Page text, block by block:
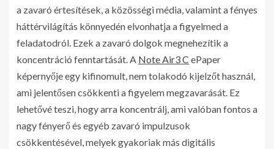
a zavaró értesítések, a közösségi média, valamint a fényes
háttérvilágítás könnyedén elvonhatja a figyelmed a
feladatodról. Ezek a zavaró dolgok megnehezítik a
koncentráció fenntartását. A Note Air3 C ePaper
képernyője egy kifinomult, nem tolakodó kijelzőt használ,
ami jelentősen csökkenti a figyelem megzavarását. Ez
lehetővé teszi, hogy arra koncentrálj, ami valóban fontos a
nagy fényerő és egyéb zavaró impulzusok
csökkentésével, melyek gyakoriak más digitális